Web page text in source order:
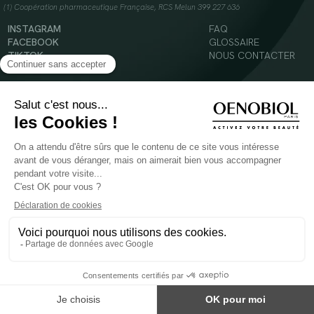
(1) Coopération pharmaceutique Française, RCS Melun 399 227 636
INSTAGRAM
FACEBOOK
TIKTOK
YOUTUBE
FAQ
GLOSSAIRE
NOUS CONTACTER
© 2024 Oenobiol Paris
Mentions légales
Politique en matière de cookies
POUR VOTRE SANTÉ, MANGEZ AU MOINS CINQ FRUITS ET LÉGUMES PAR JOUR -
Les complément alimentaires doivent être utilisés dans le cadre d'un mode de vie sain et
ne pas être utilisés comme substituts d'un régimes alimentaire varié et équilibré.